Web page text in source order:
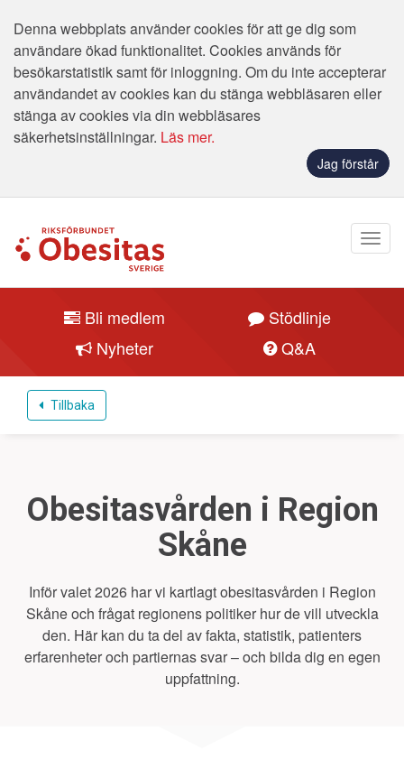
Denna webbplats använder cookies för att ge dig som
användare ökad funktionalitet. Cookies används för
besökarstatistik samt för inloggning. Om du inte accepterar
användandet av cookies kan du stänga webbläsaren eller
stänga av cookies via din webbläsares
säkerhetsinställningar. Läs mer.
Jag förstår
Bli medlem
Stödlinje
Nyheter
Q&A
Tillbaka
Obesitasvården i Region
Skåne
Inför valet 2026 har vi kartlagt obesitasvården i Region
Skåne och frågat regionens politiker hur de vill utveckla
den. Här kan du ta del av fakta, statistik, patienters
erfarenheter och partiernas svar – och bilda dig en egen
uppfattning.